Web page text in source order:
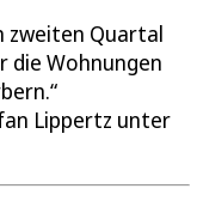
zweiten Quartal
die Wohnungen
Lippertz unter